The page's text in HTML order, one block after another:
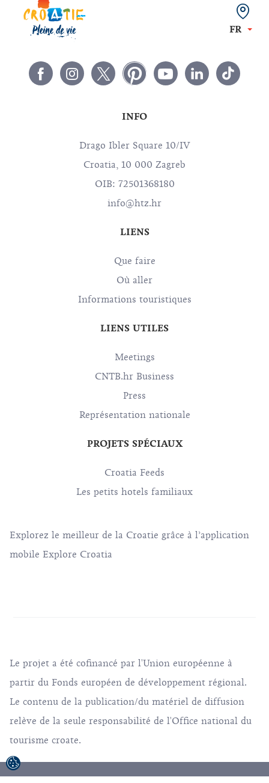
FR
INFO
Drago Ibler Square 10/IV
Croatia, 10 000 Zagreb
OIB: 72501368180
info@htz.hr
LIENS
Que faire
Où aller
Informations touristiques
LIENS UTILES
Meetings
CNTB.hr Business
Press
Représentation nationale
PROJETS SPÉCIAUX
Croatia Feeds
Les petits hotels familiaux
Explorez le meilleur de la Croatie grâce à l’application
mobile Explore Croatia
Le projet a été cofinancé par l'Union européenne à
partir du Fonds européen de développement régional.
Le contenu de la publication/du matériel de diffusion
relève de la seule responsabilité de l'Office national du
tourisme croate.